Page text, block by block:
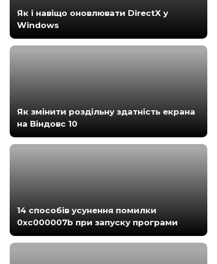
Як і навіщо оновлювати DirectX у
Windows
Як змінити роздільну здатність екрана
на Віндовс 10
14 способів усунення помилки
0xc000007b при запуску програми